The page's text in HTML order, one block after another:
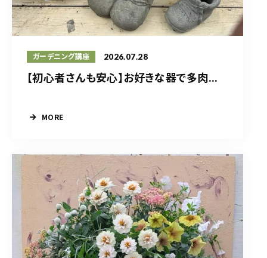
ガーデニング講座 2026.07.28
【初心者さんも安心】お好きな器で多肉...
MORE